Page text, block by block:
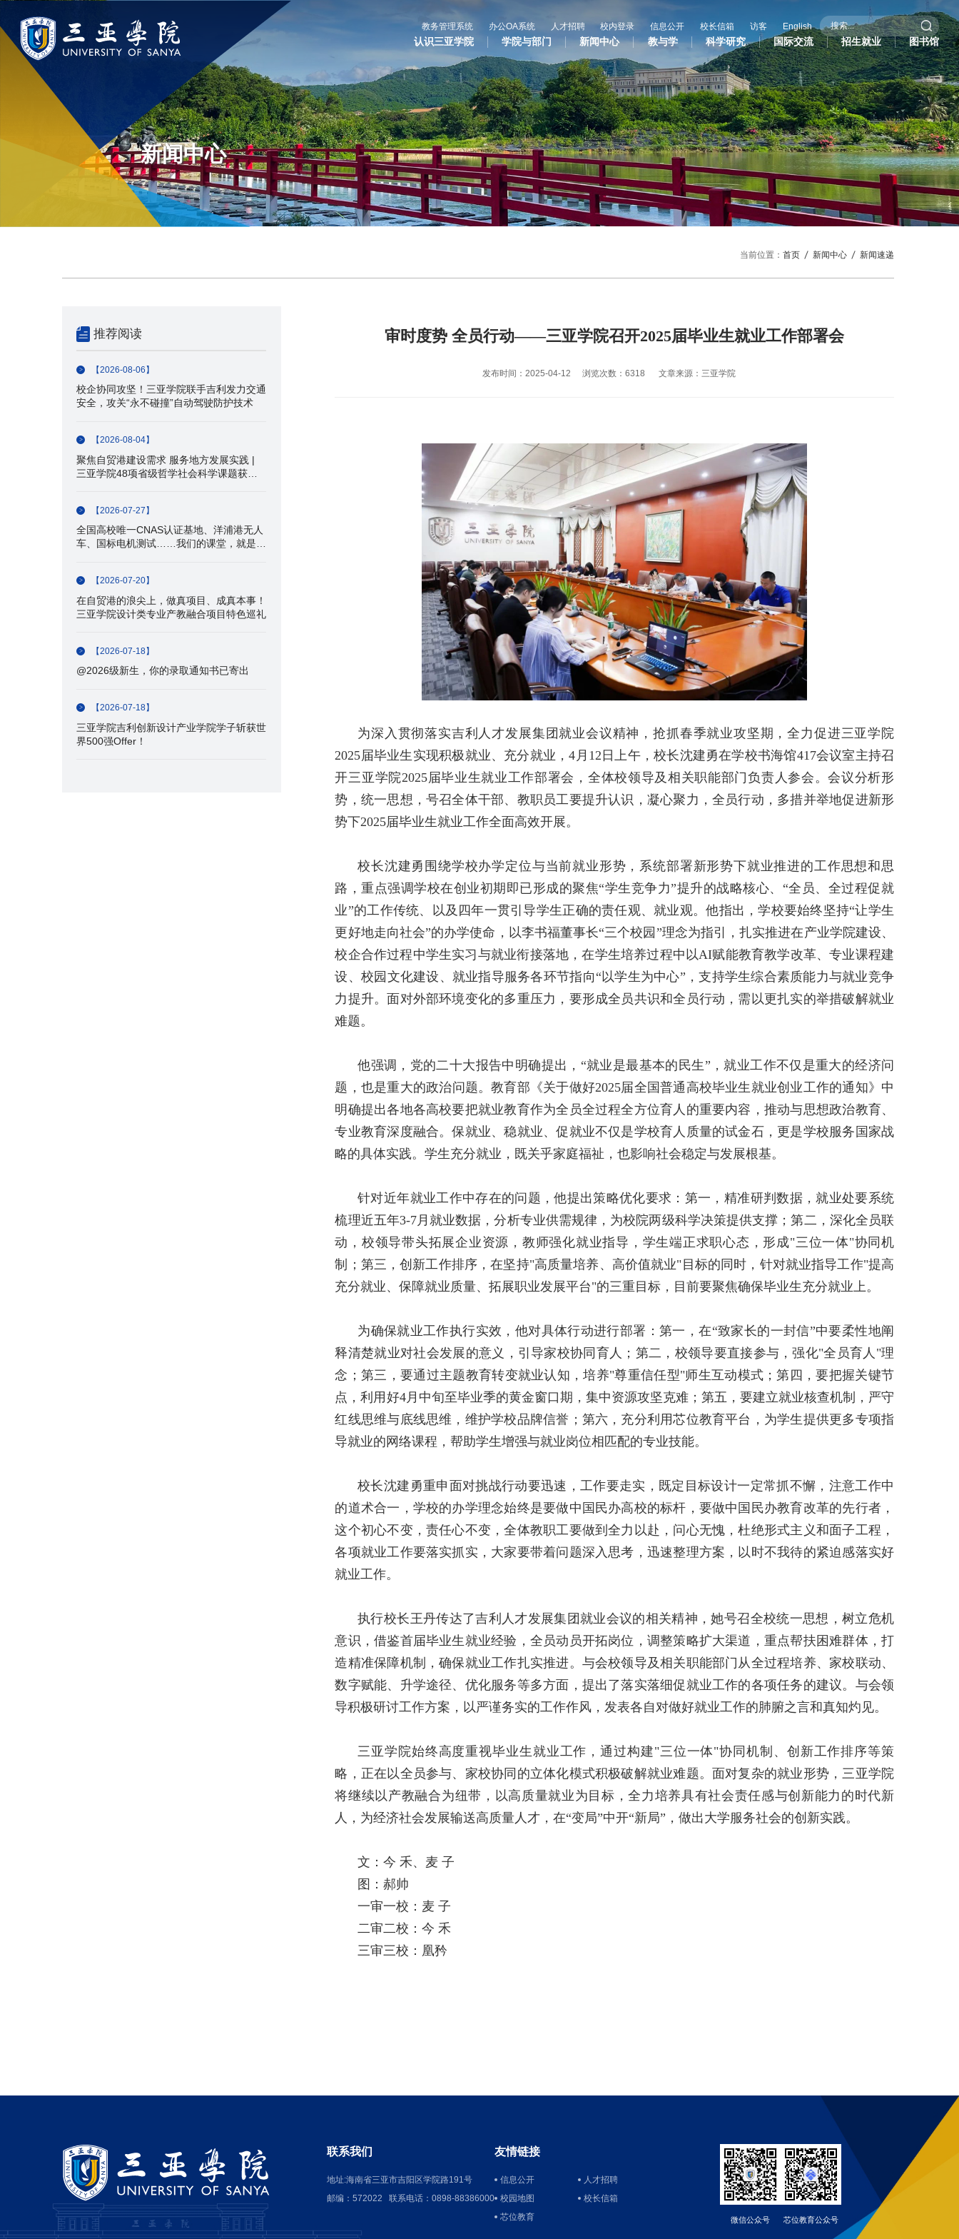
教务管理系统 办公OA系统 人才招聘 校内登录 信息公开 校长信箱 访客 English
认识三亚学院 学院与部门 新闻中心 教与学 科学研究 国际交流 招生就业 图书馆
认识三亚学院
校风与校训
校园风景
学院与部门
学院
部门
新闻中心
新闻速递
传媒视点
校园地图
USY印象
教与学
专业设置
辅修专业
语言文字网
科学研究
科研平台
科研项目
科研奖项
国际交流
合作办学
国际学生
国际合作与交流处
三亚学院公共外交研究中心
招生就业
招生信息
就业服务
研究生招生
图书馆
教务管理系统 办公OA系统
人才招聘
校内登录
信息公开
访客
English
新闻中心
当前位置：首页 新闻中心 新闻速递
审时度势 全员行动——三亚学院召开2025届毕业生就业工作部署会
发布时间：2025-04-12 浏览次数： 6318 文章来源：三亚学院
为深入贯彻落实吉利人才发展集团就业会议精神，抢抓春季就业攻坚期，全力促进三亚学院
2025届毕业生实现积极就业、充分就业，4 月 12 日上午，校长沈建勇在学校书海馆417会议室主持召
开三亚学院2025届毕业生就业工作部署会，全体校领导及相关职能部门负责人参会。会议分析形
势，统一思想，号召全体干部、教职员工要提升认识，凝心聚力，全员行动，多措并举地促进新形
势下2025届毕业生就业工作全面高效开展。
校长沈建勇围绕学校办学定位与当前就业形势，系统部署新形势下就业推进的工作思想和思
路，重点强调学校在创业初期即已形成的聚焦“学生竞争力”提升的战略核心、“全员、全过程促就
业”的工作传统、以及四年一贯引导学生正确的责任观、就业观。他指出，学校要始终坚持“让学生
更好地走向社会”的办学使命，以李书福董事长“三个校园”理念为指引，扎实推进在产业学院建设、
校企合作过程中学生实习与就业衔接落地，在学生培养过程中以AI赋能教育教学改革、专业课程建
设、校园文化建设、就业指导服务各环节指向“以学生为中心”，支持学生综合素质能力与就业竞争
力提升。面对外部环境变化的多重压力，要形成全员共识和全员行动，需以更扎实的举措破解就业
难题。
他强调，党的二十大报告中明确提出，“就业是最基本的民生”，就业工作不仅是重大的经济问
题，也是重大的政治问题。教育部《关于做好2025届全国普通高校毕业生就业创业工作的通知》中
明确提出各地各高校要把就业教育作为全员全过程全方位育人的重要内容，推动与思想政治教育、
专业教育深度融合。保就业、稳就业、促就业不仅是学校育人质量的试金石，更是学校服务国家战
略的具体实践。学生充分就业，既关乎家庭福祉，也影响社会稳定与发展根基。
针对近年就业工作中存在的问题，他提出策略优化要求：第一，精准研判数据，就业处要系统
梳理近五年3-7月就业数据，分析专业供需规律，为校院两级科学决策提供支撑；第二，深化全员联
动，校领导带头拓展企业资源，教师强化就业指导，学生端正求职心态，形成"三位一体"协同机
制；第三，创新工作排序，在坚持"高质量培养、高价值就业" 目标的同时，针对就业指导工作"提高
充分就业、保障就业质量、拓展职业发展平台"的三重目标，目前要聚焦确保毕业生充分就业上。
为确保就业工作执行实效，他对具体行动进行部署：第一，在“致家长的一封信”中要柔性地阐
释清楚就业对社会发展的意义，引导家校协同育人；第二，校领导要直接参与，强化"全员育人 "理
念；第三，要通过主题教育转变就业认知，培养"尊重信任型"师生互动模式；第四，要把握关键节
点，利用好4月中旬至毕业季的黄金窗口期，集中资源攻坚克难；第五，要建立就业核查机制，严守
红线思维与底线思维，维护学校品牌信誉；第六，充分利用芯位教育平台，为学生提供更多专项指
导就业的网络课程，帮助学生增强与就业岗位相匹配的专业技能。
校长沈建勇重申面对挑战行动要迅速，工作要走实，既定目标设计一定常抓不懈，注意工作中
的道术合一，学校的办学理念始终是要做中国民办高校的标杆，要做中国民办教育改革的先行者，
这个初心不变，责任心不变，全体教职工要做到全力以赴，问心无愧，杜绝形式主义和面子工程，
各项就业工作要落实抓实，大家要带着问题深入思考，迅速整理方案，以时不我待的紧迫感落实好
就业工作。
执行校长王丹传达了吉利人才发展集团就业会议的相关精神，她号召全校统一思想，树立危机
意识，借鉴首届毕业生就业经验，全员动员开拓岗位，调整策略扩大渠道，重点帮扶困难群体，打
造精准保障机制，确保就业工作扎实推进。与会校领导及相关职能部门从全过程培养、家校联动、
数字赋能、升学途径、优化服务等多方面，提出了落实落细促就业工作的各项任务的建议。与会领
导积极研讨工作方案，以严谨务实的工作作风，发表各自对做好就业工作的肺腑之言和真知灼见。
三亚学院始终高度重视毕业生就业工作，通过构建"三位一体"协同机制、创新工作排序等策
略，正在以全员参与、家校协同的立体化模式积极破解就业难题。面对复杂的就业形势，三亚学院
将继续以产教融合为纽带，以高质量就业为目标，全力培养具有社会责任感与创新能力的时代新
人，为经济社会发展输送高质量人才，在“变局”中开“新局”，做出大学服务社会的创新实践。
文：今 禾、麦 子
图：郝帅
一审一校：麦 子
二审二校：今 禾
三审三校：凰矜
推荐阅读
【2026-08-06】
校企协同攻坚！三亚学院联手吉利发力交通
安全，攻关“永不碰撞”自动驾驶防护技术
【2026-08-04】
聚焦自贸港建设需求 服务地方发展实践 |
三亚学院48项省级哲学社会科学课题获批
【2026-07-27】
全国高校唯一CNAS认证基地、洋浦港无人
车、国标电机测试……我们的课堂，就是产
【2026-07-20】
在自贸港的浪尖上，做真项目、成真本事！
三亚学院设计类专业产教融合项目特色巡礼
【2026-07-18】
@2026级新生，你的录取通知书已寄出
【2026-07-18】
三亚学院吉利创新设计产业学院学子斩获世
界500强Offer！
联系我们
地址:海南省三亚市吉阳区学院路191号
邮编：572022 联系电话：0898-88386000
友情链接
信息公开
人才招聘
校园地图
校长信箱
芯位教育
微信公众号 芯位教育公众号